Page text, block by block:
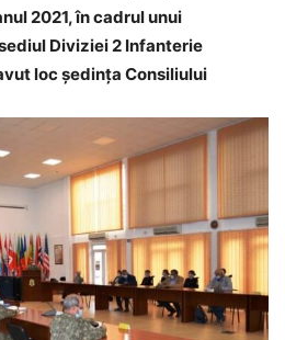
2021, în cadrul unui
Diviziei 2 Infanterie
loc ședința Consiliului